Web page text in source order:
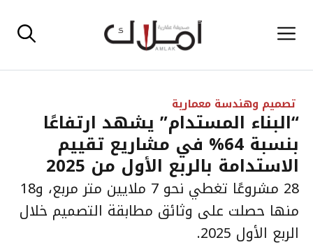
إلى القائمة
تصميم وهندسة معمارية
“البناء المستدام” يشهد ارتفاعًا
بنسبة 64% في مشاريع تقييم
الاستدامة بالربع الأول من 2025
28 مشروعًا تغطي نحو 7 ملايين متر مربع، و18
منها حصلت على وثائق مطابقة التصميم خلال
الربع الأول 2025.